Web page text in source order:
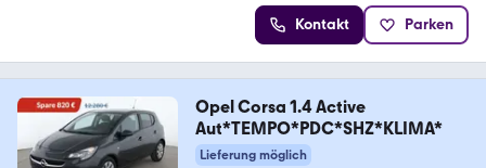
Kontakt Parken
Opel Corsa 1.4 Active
Aut*TEMPO*PDC*SHZ*KLIMA*
Lieferung möglich